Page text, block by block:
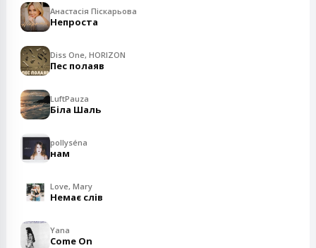
Анастасія Піскарьова
Непроста
Diss One, HORIZON
Пес полаяв
LuftPauza
Біла Шаль
pollyséna
нам
Love, Mary
Немає слів
Yana
Come On